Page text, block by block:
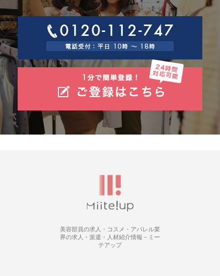
美容部員の求人・コスメ・アパレル業
界の求人・派遣・人材紹介情報 – ミー
テアップ